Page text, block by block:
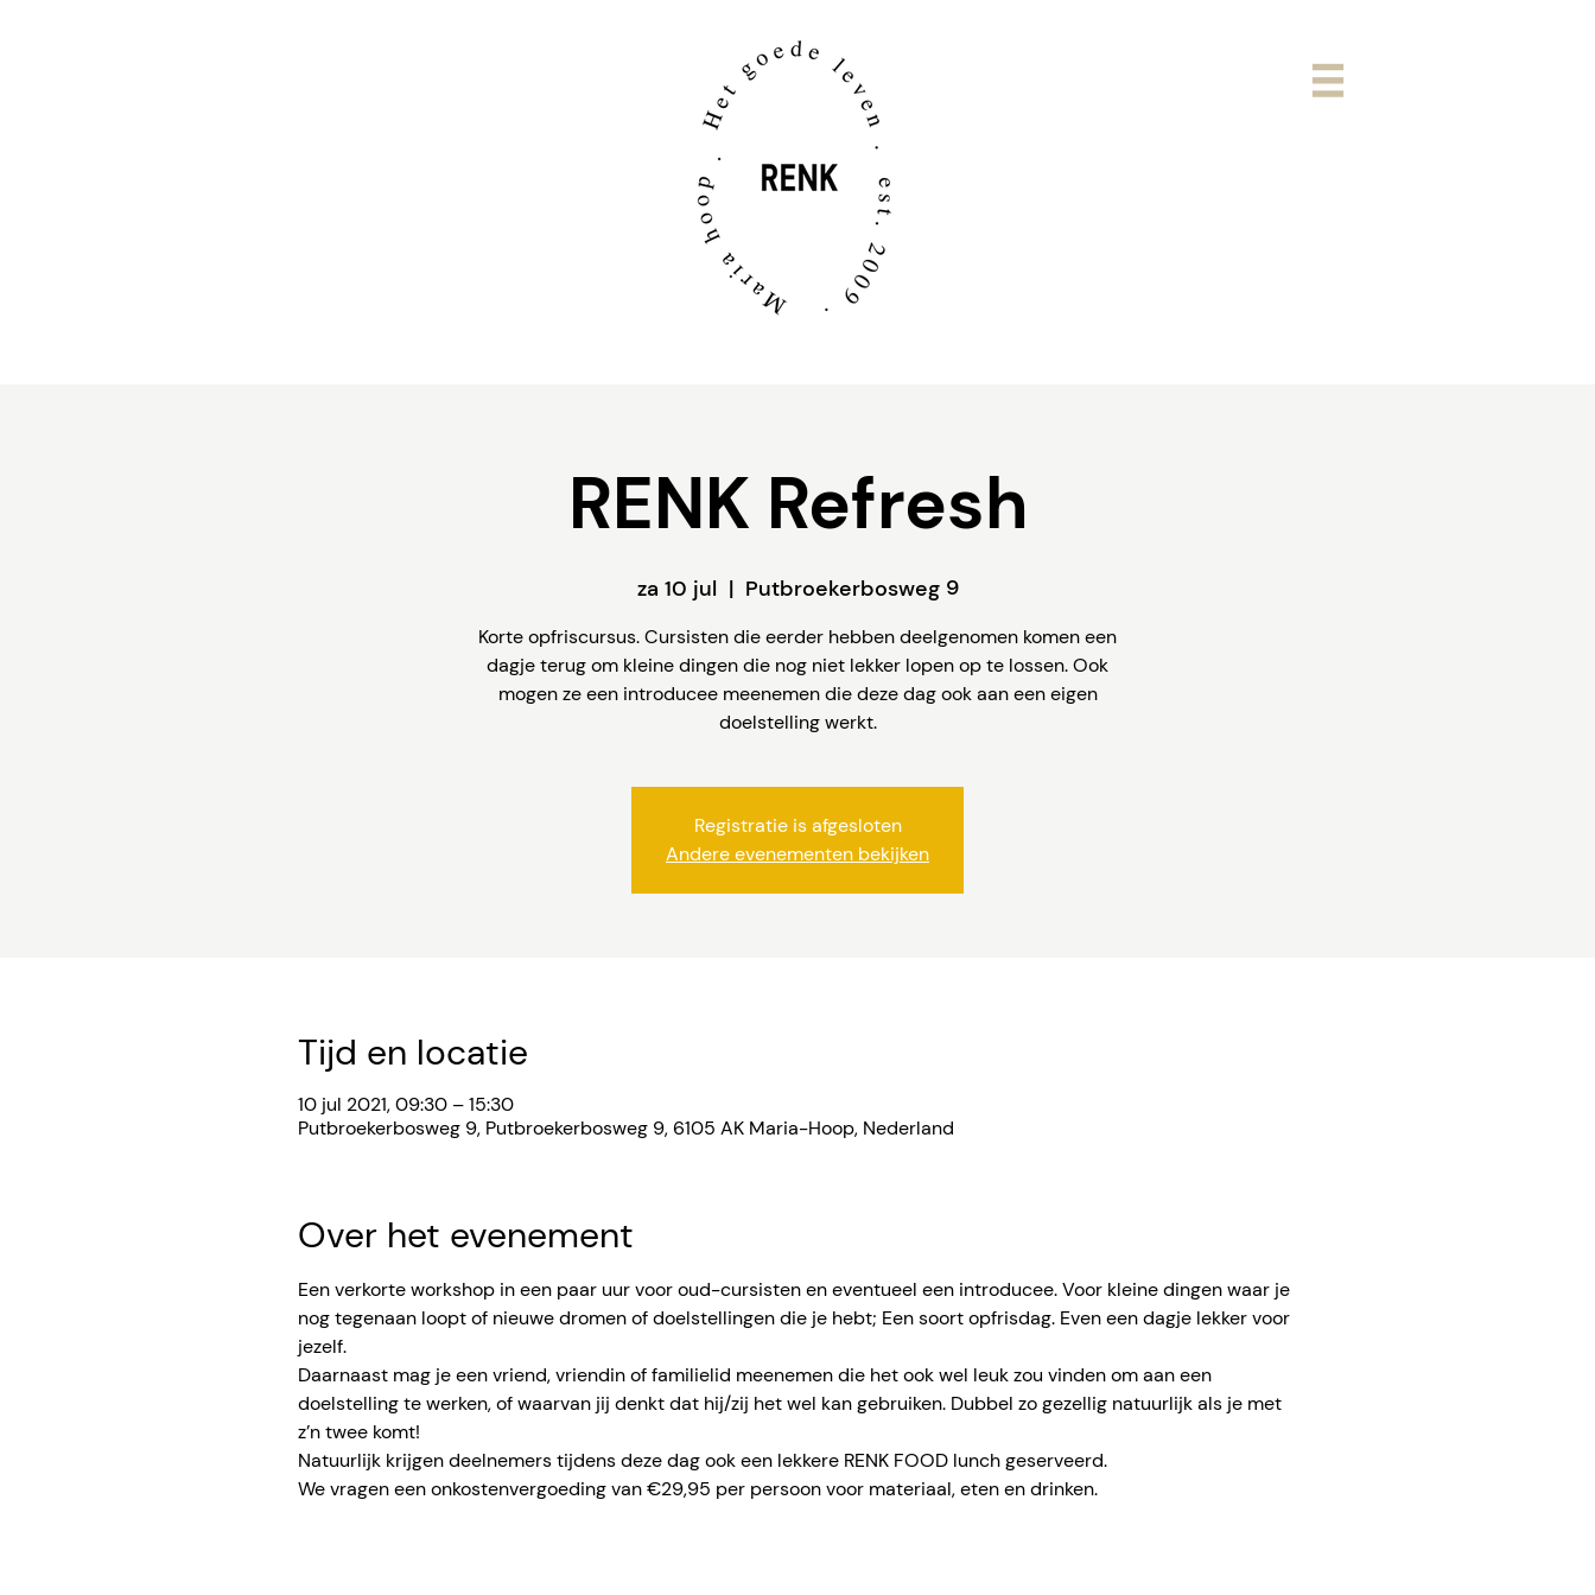
RENK Refresh
za 10 jul
  |
Putbroekerbosweg 9
Korte opfriscursus. Cursisten die eerder hebben deelgenomen komen een
dagje terug om kleine dingen die nog niet lekker lopen op te lossen. Ook
mogen ze een introducee meenemen die deze dag ook aan een eigen
doelstelling werkt.
Registratie is afgesloten
Andere evenementen bekijken
Tijd en locatie
10 jul 2021, 09:30 – 15:30
Putbroekerbosweg 9, Putbroekerbosweg 9, 6105 AK Maria-Hoop, Nederland
Over het evenement
Een verkorte workshop in een paar uur voor oud-cursisten en eventueel een introducee. Voor kleine dingen waar je
nog tegenaan loopt of nieuwe dromen of doelstellingen die je hebt; Een soort opfrisdag. Even een dagje lekker voor
jezelf.
Daarnaast mag je een vriend, vriendin of familielid meenemen die het ook wel leuk zou vinden om aan een
doelstelling te werken, of waarvan jij denkt dat hij/zij het wel kan gebruiken. Dubbel zo gezellig natuurlijk als je met
z’n twee komt!
Natuurlijk krijgen deelnemers tijdens deze dag ook een lekkere RENK FOOD lunch geserveerd.
We vragen een onkostenvergoeding van €29,95 per persoon voor materiaal, eten en drinken.